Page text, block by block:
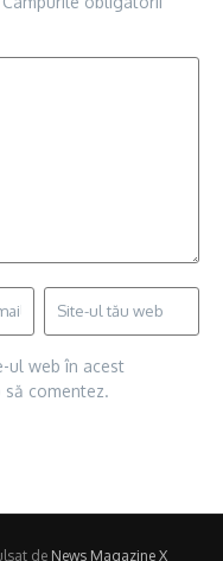
ul web în acest
comentez.
de News Magazine X